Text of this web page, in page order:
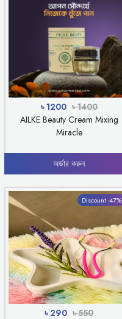
৳ 1200 ৳ 1400
AILKE Beauty Cream Mixing
Miracle
অর্ডার করুন
Discount -47%
৳ 290 ৳ 550